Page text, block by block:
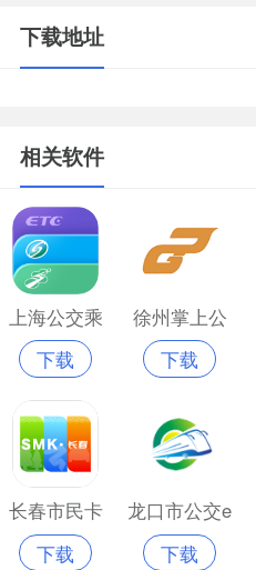
下载地址
相关软件
上海公交乘
车码app官网
版
下载
徐州掌上公
交app
下载
长春市民卡
公交乘车
下载
龙口市公交e
出行
下载